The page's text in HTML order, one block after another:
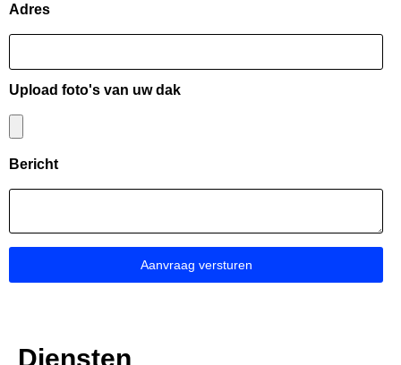
Adres
Upload foto's van uw dak
Bericht
Aanvraag versturen
Diensten